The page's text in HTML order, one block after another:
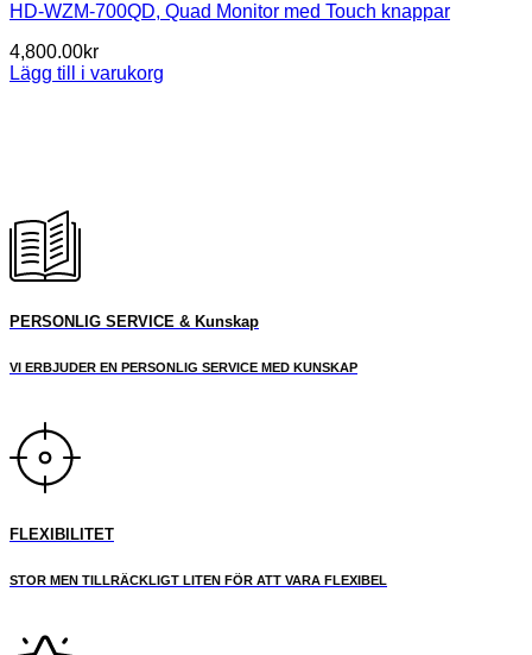
HD-WZM-700QD, Quad Monitor med Touch knappar
4,800.00kr
Lägg till i varukorg
PERSONLIG SERVICE & Kunskap
VI ERBJUDER EN PERSONLIG SERVICE MED KUNSKAP
FLEXIBILITET
STOR MEN TILLRÄCKLIGT LITEN FÖR ATT VARA FLEXIBEL